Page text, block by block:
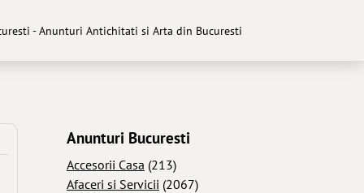
- Anunturi Antichitati si Arta din Bucuresti
Anunturi Bucuresti
Accesorii Casa (213)
Afaceri si Servicii (2067)